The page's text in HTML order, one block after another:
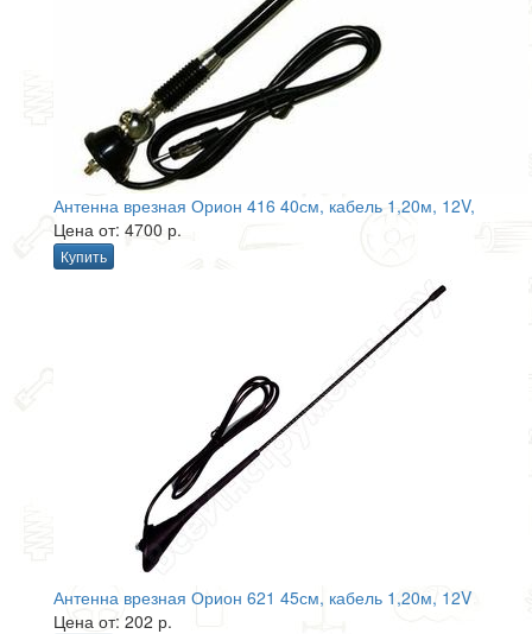
Антенна врезная Орион 416 40см, кабель 1,20м, 12V,
Цена от: 4700 р.
Купить
Антенна врезная Орион 621 45см, кабель 1,20м, 12V
Цена от: 202 р.